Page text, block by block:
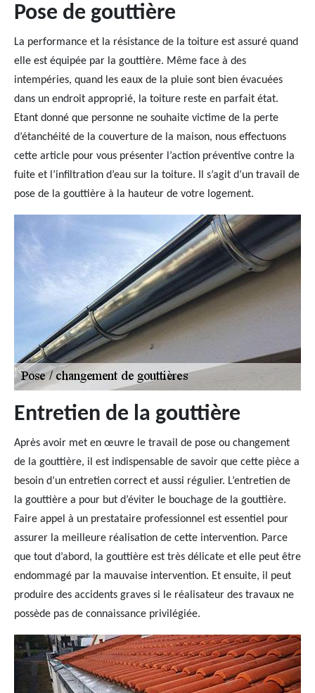
Pose de gouttière
La performance et la résistance de la toiture est assuré quand
elle est équipée par la gouttière. Même face à des
intempéries, quand les eaux de la pluie sont bien évacuées
dans un endroit approprié, la toiture reste en parfait état.
Etant donné que personne ne souhaite victime de la perte
d’étanchéité de la couverture de la maison, nous effectuons
cette article pour vous présenter l’action préventive contre la
fuite et l’infiltration d’eau sur la toiture. Il s’agit d’un travail de
pose de la gouttière à la hauteur de votre logement.
Entretien de la gouttière
Après avoir met en œuvre le travail de pose ou changement
de la gouttière, il est indispensable de savoir que cette pièce a
besoin d’un entretien correct et aussi régulier. L’entretien de
la gouttière a pour but d’éviter le bouchage de la gouttière.
Faire appel à un prestataire professionnel est essentiel pour
assurer la meilleure réalisation de cette intervention. Parce
que tout d’abord, la gouttière est très délicate et elle peut être
endommagé par la mauvaise intervention. Et ensuite, il peut
produire des accidents graves si le réalisateur des travaux ne
possède pas de connaissance privilégiée.